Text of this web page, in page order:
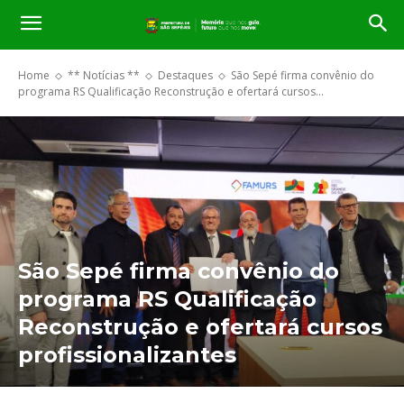
Home ** Notícias ** Destaques
São Sepé firma convênio do
programa RS Qualificação Reconstrução e ofertará cursos...
São Sepé firma convênio do
programa RS Qualificação
Reconstrução e ofertará cursos
profissionalizantes